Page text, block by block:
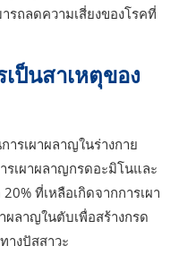
ถลดความเสี่ยงของโรคที่
ป็นสาเหตุของ
รเผาผลาญในร่างกาย
เผาผลาญกรดอะมิโนและ
ที่เหลือเกิดจากการเผา
ลาญในตับเพื่อสร้างกรด
างปัสสาวะ